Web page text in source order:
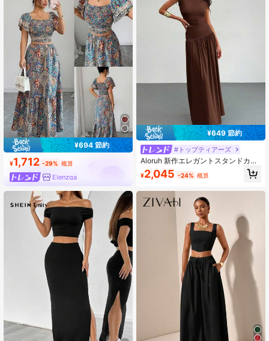
¥694 節約
¥1,712 -29% 概算
Elenzga
¥649 節約
#トップティアーズ
Aloruh 新作エレガントスタンドカラ
ー プリーツスリムフィットトップと
ハイウエストスカート 2点セットア
¥2,045 -24% 概算